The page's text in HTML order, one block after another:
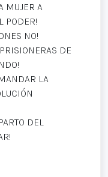
MUJER A
PODER!
NO!
DE
LA
DEL